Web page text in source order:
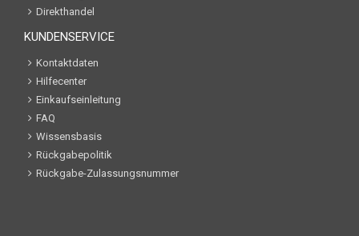
Direkthandel
KUNDENSERVICE
Kontaktdaten
Hilfecenter
Einkaufseinleitung
FAQ
Wissensbasis
Rückgabepolitik
Rückgabe-Zulassungsnummer